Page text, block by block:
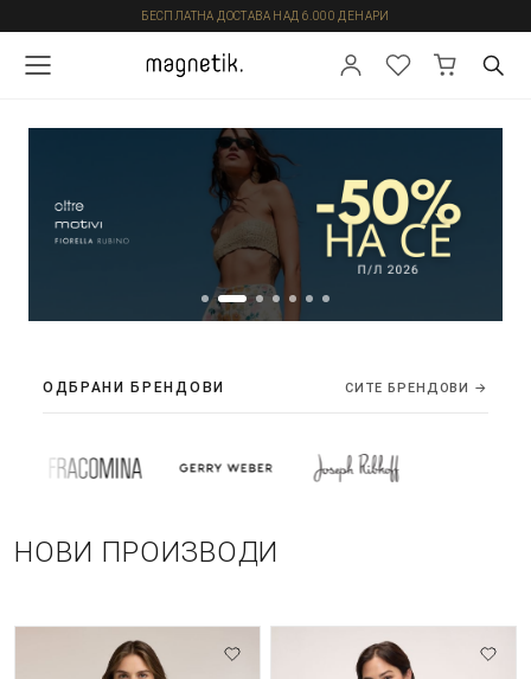
БЕСПЛАТНА ДОСТАВА НАД 6.000 ДЕНАРИ
ОДБРАНИ БРЕНДОВИ СИТЕ БРЕНДОВИ →
НОВИ ПРОИЗВОДИ